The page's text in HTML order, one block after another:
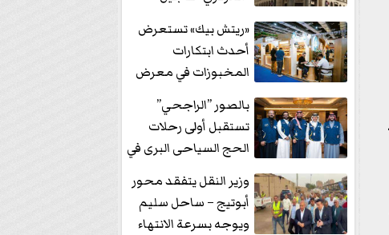
«ريتش بيك» تستعرض
أحدث ابتكارات
المخبوزات في معرض
منتجات...
بالصور ”الراجحي”
تستقبل أولى رحلات
الحج السياحى البرى في
وزير النقل يتفقد محور
أبوتيج – ساحل سليم
ويوجه بسرعة الانتهاء